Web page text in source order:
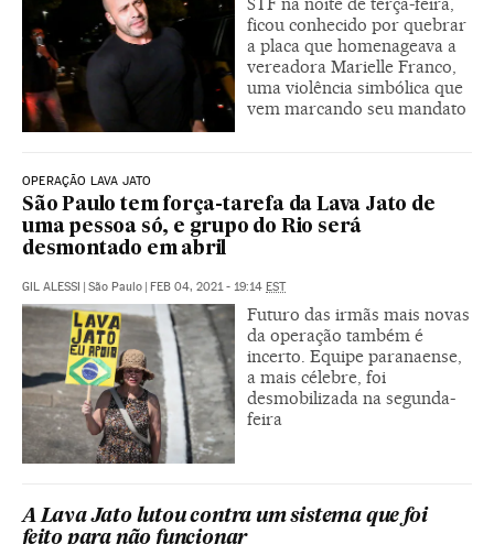
ficou conhecido por quebrar
a placa que homenageava a
vereadora Marielle Franco,
uma violência simbólica que
vem marcando seu mandato
OPERAÇÃO LAVA JATO
São Paulo tem força-tarefa da Lava Jato de
uma pessoa só, e grupo do Rio será
desmontado em abril
GIL ALESSI São Paulo FEB 04, 2021 - 19:14 EST
Futuro das irmãs mais novas
da operação também é
incerto. Equipe paranaense,
a mais célebre, foi
desmobilizada na segunda-
feira
A Lava Jato lutou contra um sistema que foi
feito para não funcionar